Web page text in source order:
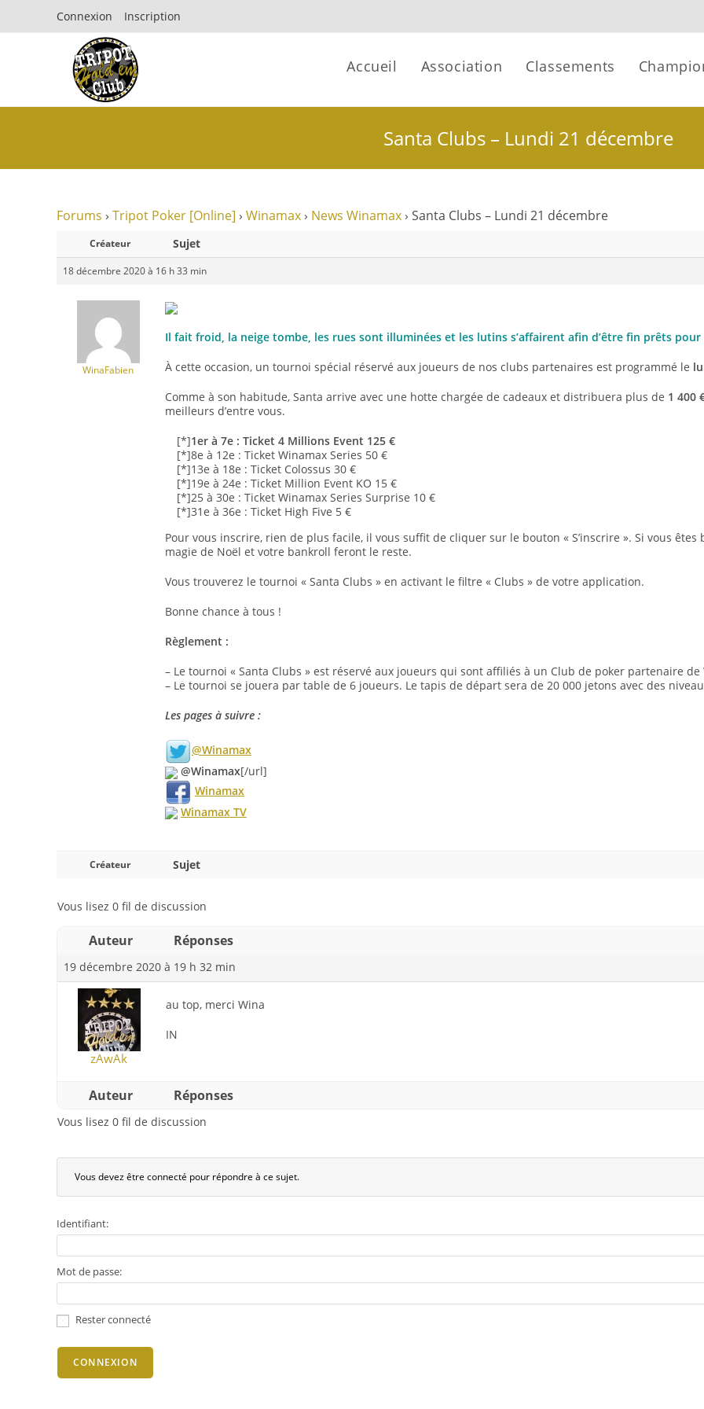
Connexion Inscription
Accueil Association Classements
Santa Clubs – Lundi 21 décembre
Forums › Tripot Poker [Online] › Winamax › News Winamax › Santa Clubs – Lundi 21 décembre
Créateur Sujet
18 décembre 2020 à 16 h 33 min
WinaFabien
Il fait froid, la neige tombe, les rues sont illuminées et les lutins s’affairent afin d’être fin prêts
À cette occasion, un tournoi spécial réservé aux joueurs de nos clubs partenaires est programmé le
Comme à son habitude, Santa arrive avec une hotte chargée de cadeaux et distribuera plus de 1 400
meilleurs d’entre vous.
[*]1er à 7e : Ticket 4 Millions Event 125 €
[*]8e à 12e : Ticket Winamax Series 50 €
[*]13e à 18e : Ticket Colossus 30 €
[*]19e à 24e : Ticket Million Event KO 15 €
[*]25 à 30e : Ticket Winamax Series Surprise 10 €
[*]31e à 36e : Ticket High Five 5 €
Pour vous inscrire, rien de plus facile, il vous suffit de cliquer sur le bouton « S’inscrire ». Si vous
magie de Noël et votre bankroll feront le reste.
Vous trouverez le tournoi « Santa Clubs » en activant le filtre « Clubs » de votre application.
Bonne chance à tous !
Règlement :
– Le tournoi « Santa Clubs » est réservé aux joueurs qui sont affiliés à un Club de poker partenaire de
– Le tournoi se jouera par table de 6 joueurs. Le tapis de départ sera de 20 000 jetons avec des
Les pages à suivre :
@Winamax
@Winamax[/url]
Winamax
Winamax TV
Créateur Sujet
Vous lisez 0 fil de discussion
Auteur Réponses
19 décembre 2020 à 19 h 32 min
zAwAk
au top, merci Wina
IN
Auteur Réponses
Vous lisez 0 fil de discussion
Vous devez être connecté pour répondre à ce sujet.
Identifiant:
Mot de passe:
Rester connecté
CONNEXION